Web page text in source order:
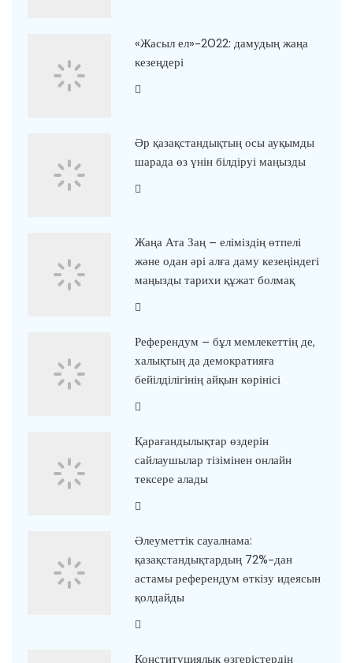
«Жасыл ел»-2022: дамудың жаңа
кезеңдері
Әр қазақстандықтың осы ауқымды
шарада өз үнін білдіруі маңызды
Жаңа Ата Заң – еліміздің өтпелі
және одан әрі алға даму кезеңіндегі
маңызды тарихи құжат болмақ
Референдум – бұл мемлекеттің де,
халықтың да демократияға
бейілділігінің айқын көрінісі
Қарағандылықтар өздерін
сайлаушылар тізімінен онлайн
тексере алады
Әлеуметтік сауалнама:
қазақстандықтардың 72%-дан
астамы референдум өткізу идеясын
қолдайды
Конституциялық өзгерістердің